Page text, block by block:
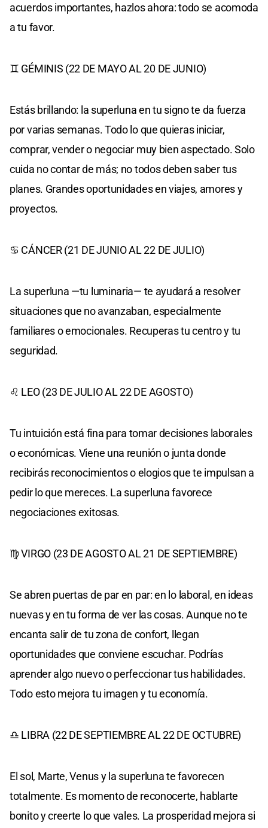
acuerdos importantes, hazlos ahora: todo se acomoda
a tu favor.
♊ GÉMINIS (22 DE MAYO AL 20 DE JUNIO)
Estás brillando: la superluna en tu signo te da fuerza
por varias semanas. Todo lo que quieras iniciar,
comprar, vender o negociar muy bien aspectado. Solo
cuida no contar de más; no todos deben saber tus
planes. Grandes oportunidades en viajes, amores y
proyectos.
♋ CÁNCER (21 DE JUNIO AL 22 DE JULIO)
La superluna —tu luminaria— te ayudará a resolver
situaciones que no avanzaban, especialmente
familiares o emocionales. Recuperas tu centro y tu
seguridad.
♌ LEO (23 DE JULIO AL 22 DE AGOSTO)
Tu intuición está fina para tomar decisiones laborales
o económicas. Viene una reunión o junta donde
recibirás reconocimientos o elogios que te impulsan a
pedir lo que mereces. La superluna favorece
negociaciones exitosas.
♍ VIRGO (23 DE AGOSTO AL 21 DE SEPTIEMBRE)
Se abren puertas de par en par: en lo laboral, en ideas
nuevas y en tu forma de ver las cosas. Aunque no te
encanta salir de tu zona de confort, llegan
oportunidades que conviene escuchar. Podrías
aprender algo nuevo o perfeccionar tus habilidades.
Todo esto mejora tu imagen y tu economía.
♎ LIBRA (22 DE SEPTIEMBRE AL 22 DE OCTUBRE)
El sol, Marte, Venus y la superluna te favorecen
totalmente. Es momento de reconocerte, hablarte
bonito y creerte lo que vales. La prosperidad mejora si